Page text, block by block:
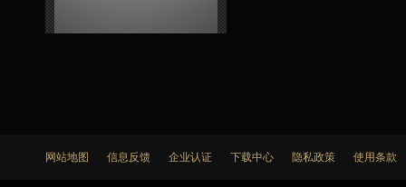
网站地图 信息反馈 企业认证 下载中心 隐私政策 使用条款